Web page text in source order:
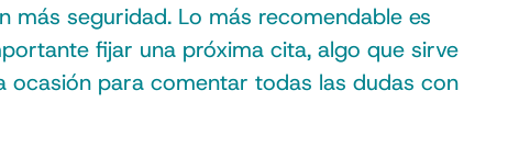
seguridad. Lo más recomendable es
fijar una próxima cita, algo que sirve
ocasión para comentar todas las dudas con